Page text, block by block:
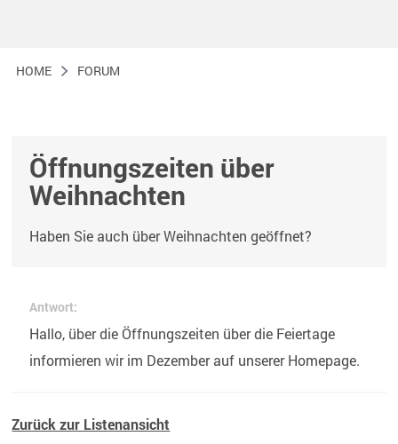
HOME FORUM
Öffnungszeiten über
Weihnachten
Haben Sie auch über Weihnachten geöffnet?
Antwort:
Hallo, über die Öffnungszeiten über die Feiertage
informieren wir im Dezember auf unserer Homepage.
Zurück zur Listenansicht